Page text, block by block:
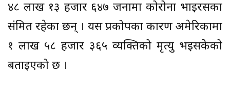
४८ लाख १३ हजार ६४७ जनामा कोरोना भाइरसका
संक्रमित रहेका छन् । यस प्रकोपका कारण अमेरिकामा
१ लाख ५८ हजार ३६५ व्यक्तिको मृत्यु भइसकेको
बताइएको छ ।